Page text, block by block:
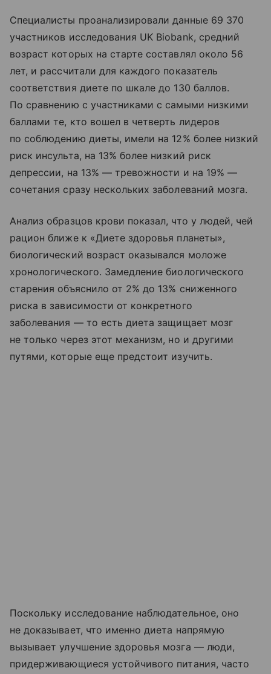
Специалисты проанализировали данные 69 370
участников исследования UK Biobank, средний
возраст которых на старте составлял около 56
лет, и рассчитали для каждого показатель
соответствия диете по шкале до 130 баллов.
По сравнению с участниками с самыми низкими
баллами те, кто вошел в четверть лидеров
по соблюдению диеты, имели на 12% более низкий
риск инсульта, на 13% более низкий риск
депрессии, на 13% — тревожности и на 19% —
сочетания сразу нескольких заболеваний мозга.
Анализ образцов крови показал, что у людей, чей
рацион ближе к «Диете здоровья планеты»,
биологический возраст оказывался моложе
хронологического. Замедление биологического
старения объяснило от 2% до 13% сниженного
риска в зависимости от конкретного
заболевания — то есть диета защищает мозг
не только через этот механизм, но и другими
путями, которые еще предстоит изучить.
Поскольку исследование наблюдательное, оно
не доказывает, что именно диета напрямую
вызывает улучшение здоровья мозга — люди,
придерживающиеся устойчивого питания, часто